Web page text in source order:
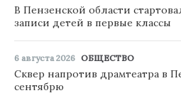
В Пензенской области
записи детей в первые классы
6 августа 2026 ОБЩЕСТВО
Сквер напротив драмтеатра в
сентябрю